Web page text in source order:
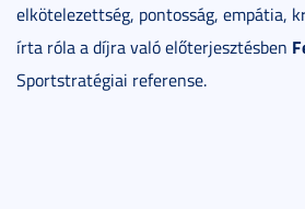
elkötelezettség, pontosság, empátia,
írta róla a díjra való előterjesztésben
Sportstratégiai referense.